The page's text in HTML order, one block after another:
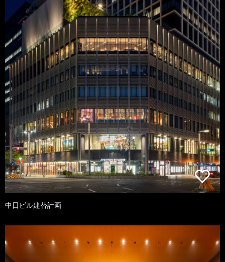
中日ビル建替計画